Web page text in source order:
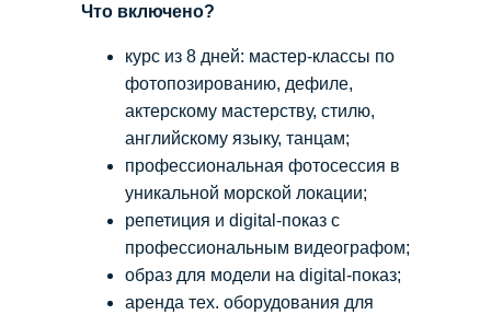
Что включено?
курс из 8 дней: мастер-классы по
фотопозированию, дефиле,
актерскому мастерству, стилю,
английскому языку, танцам;
профессиональная фотосессия в
уникальной морской локации;
репетиция и digital-показ c
профессиональным видеографом;
образ для модели на digital-показ;
аренда тех. оборудования для